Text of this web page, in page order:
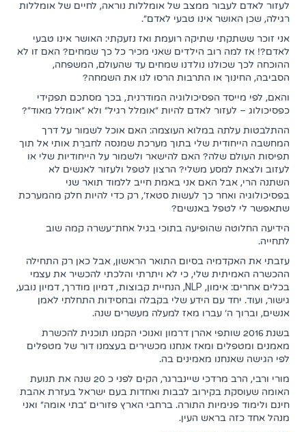
לעזור לאדם לעבור ממצב של אומללות נוראה, לחיים של אומללות
רגילה, שכן האושר אינו טבעי לאדם".
אני זוכר ששתקתי שתיקה רועמת ואז נזעקתי: האושר אינו טבעי
לאדם?! אז למה רוב הילדים שאני מכיר כל כך שמחים? האם זו לא
ההוכחה לכך שכולנו נולדנו שמחים עד שהעולם, המשפחה,
הסביבה, החינוך או התרבות הרסו לנו את השמחה?
והאם, לפי מייסד הפסיכולוגיה המודרנית, בכך מסתכם תפקידי
כפסיכולוג – לעזור לאדם להיות "אומלל רגיל" ולא "אומלל מאוד"?
ההתלבטות עלתה במלוא העוצמה: האם אוכל לשמור על דרך
המחשבה הייחודית שלי בתוך מערכת שמנסה לחברֵת אותי אל תוך
תפיסות העולם שלה? האם להישאר ולשמור על הייחודיות שלי או
לעזוב ולצאת למסע משלי? הרצון לטפל ולעזור לאנשים לא
השתנה הרי, אבל האם אני באמת חייב ללמוד תואר שני
בפסיכולוגיה ואחר כך לעשות סטאז', רק כדי להיות חלק מהמערכת
שתאפשר לי לטפל באנשים?
הידיעה החלוטה שהופיעה בתוכי בגיל אחת־עשרה קמה שוב
לתחייה.
עזבתי את האקדמיה בסיום התואר הראשון, אבל כאן רק התחילה
ההכשרה האמיתית שלי, כי לא ויתרתי והלכתי להכשיר את עצמי
בכלים אחרים: אימון, NLP, הנחיית קבוצות, דמיון מודרך, דמיון נובע,
גישור, ועוד. יחד עם הידע שלי בקבלה ובחסידות התחלתי לאמן
אנשים, וברוך ה' עברו מאז למעלה מעשרים שנה.
בשנת 2016 שותפי אהרן דרמון ואנוכי הקמנו תוכנית להכשרת
מאמנים ומטפלים ומאז אנחנו מכשירים בעצמנו דור של מטפלים
לפי הגישה שאנחנו מאמינים בה.
מורי ורבי, הרב מרדכי שיינברגר, הקים לפני כ 20 שנה את תנועת
האומה שעוסקת בקירוב לבבות ואחדות בעם ישראל בעזרת אהבת
חינם ולימוד פנימיות התורה. ברחבי הארץ פזורים "בתי אומה" ואני
מנהל אחד כזה בראש העין.